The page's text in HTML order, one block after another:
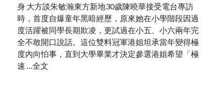
身 大方談朱敏瀚東方新地30歲陳曉華接受電台專訪
時，首度自爆童年黑暗經歷，原來她在小學階段因過
度活躍被同學長期欺凌，更試過在小五、小六兩年完
全不敢開口說話。這位雙料冠軍港姐坦承當年變得極
度內向怕事，直到大學畢業才決定參選港姐希望「極
速 …全文